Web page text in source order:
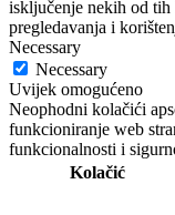
isključenje nekih od tih
pregledavanja i
Necessary
Necessary
Uvijek omogućeno
Neophodni kolačići
funkcioniranje web
funkcionalnosti i
Kolačić